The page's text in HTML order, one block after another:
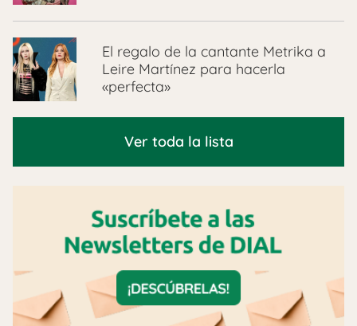
El regalo de la cantante Metrika a
Leire Martínez para hacerla
«perfecta»
Ver toda la lista